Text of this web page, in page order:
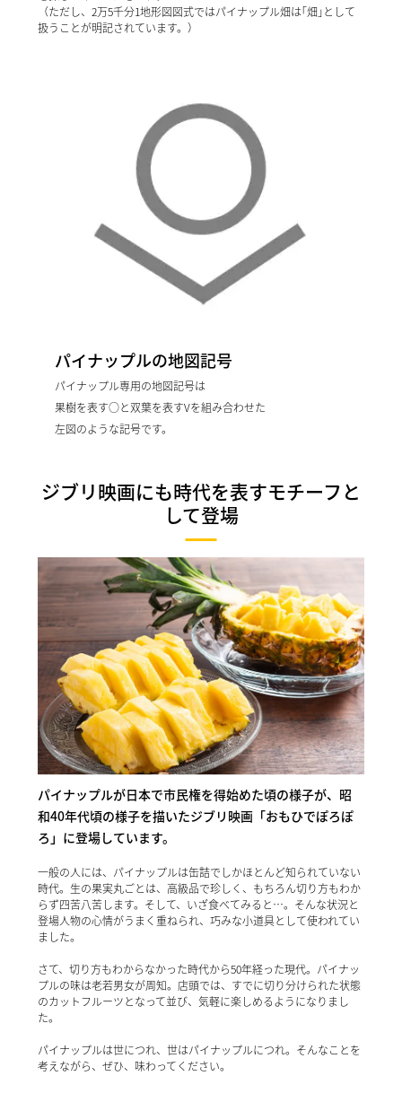
（ただし、2万5千分1地形図図式ではパイナップル畑は｢畑｣として
扱うことが明記されています。）
パイナップルの地図記号
パイナップル専用の地図記号は
果樹を表す○と双葉を表すVを組み合わせた
左図のような記号です。
ジブリ映画にも時代を表すモチーフと
して登場
パイナップルが日本で市民権を得始めた頃の様子が、昭
和40年代頃の様子を描いたジブリ映画「おもひでぽろぽ
ろ」に登場しています。
一般の人には、パイナップルは缶詰でしかほとんど知られていない
時代。生の果実丸ごとは、高級品で珍しく、もちろん切り方もわか
らず四苦八苦します。そして、いざ食べてみると…。そんな状況と
登場人物の心情がうまく重ねられ、巧みな小道具として使われてい
ました。
さて、切り方もわからなかった時代から50年経った現代。パイナッ
プルの味は老若男女が周知。店頭では、すでに切り分けられた状態
のカットフルーツとなって並び、気軽に楽しめるようになりまし
た。
パイナップルは世につれ、世はパイナップルにつれ。そんなことを
考えながら、ぜひ、味わってください。